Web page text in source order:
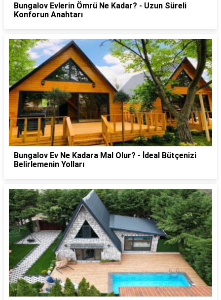
Bungalov Evlerin Ömrü Ne Kadar? - Uzun Süreli
Konforun Anahtarı
Bungalov Ev Ne Kadara Mal Olur? - İdeal Bütçenizi
Belirlemenin Yolları